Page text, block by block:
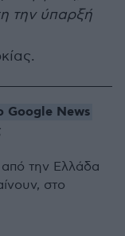
την ύπαρξή
Google News
από την Ελλάδα
στο